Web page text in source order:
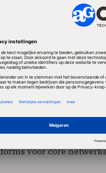
van
door de
personeelsbestand
medewerkers.
het Zweedse bedrijf.
MSS van Nortel
voor core